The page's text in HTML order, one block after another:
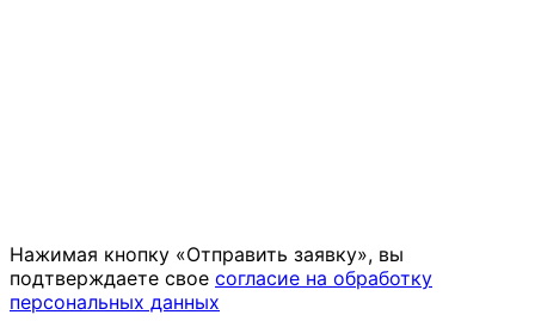
Нажимая кнопку «Отправить заявку», вы
подтверждаете свое согласие на обработку
персональных данных